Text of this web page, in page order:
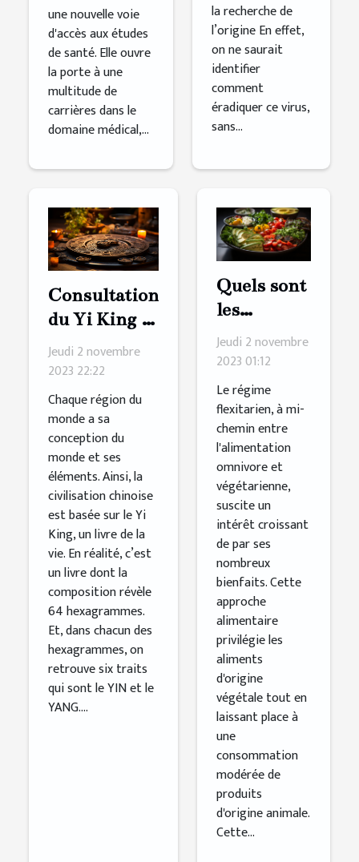
une nouvelle voie
d'accès aux études
de santé. Elle ouvre
la porte à une
multitude de
carrières dans le
domaine médical,...
la recherche de
l’origine En effet,
on ne saurait
identifier
comment
éradiquer ce virus,
sans...
Consultation
du Yi King :
comment s’y
prendre ?
Jeudi 2 novembre
2023 22:22
Chaque région du
monde a sa
conception du
monde et ses
éléments. Ainsi, la
civilisation chinoise
est basée sur le Yi
King, un livre de la
vie. En réalité, c’est
un livre dont la
composition révèle
64 hexagrammes.
Et, dans chacun des
hexagrammes, on
retrouve six traits
qui sont le YIN et le
YANG....
Quels sont
les
avantages
à adopter
un régime
flexitarien
?
Jeudi 2 novembre
2023 01:12
Le régime
flexitarien, à mi-
chemin entre
l'alimentation
omnivore et
végétarienne,
suscite un
intérêt croissant
de par ses
nombreux
bienfaits. Cette
approche
alimentaire
privilégie les
aliments
d'origine
végétale tout en
laissant place à
une
consommation
modérée de
produits
d'origine animale.
Cette...